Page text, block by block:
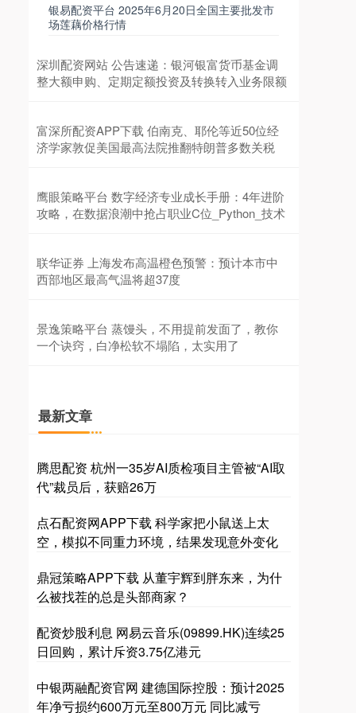
银易配资平台 2025年6月20日全国主要批发市
场莲藕价格行情
深圳配资网站 公告速递：银河银富货币基金调
整大额申购、定期定额投资及转换转入业务限额
富深所配资APP下载 伯南克、耶伦等近50位经
济学家敦促美国最高法院推翻特朗普多数关税
鹰眼策略平台 数字经济专业成长手册：4年进阶
攻略，在数据浪潮中抢占职业C位_Python_技术
联华证券 上海发布高温橙色预警：预计本市中
西部地区最高气温将超37度
景逸策略平台 蒸馒头，不用提前发面了，教你
一个诀窍，白净松软不塌陷，太实用了
最新文章
腾思配资 杭州一35岁AI质检项目主管被“AI取
代”裁员后，获赔26万
点石配资网APP下载 科学家把小鼠送上太
空，模拟不同重力环境，结果发现意外变化
鼎冠策略APP下载 从董宇辉到胖东来，为什
么被找茬的总是头部商家？
配资炒股利息 网易云音乐(09899.HK)连续25
日回购，累计斥资3.75亿港元
中银两融配资官网 建德国际控股：预计2025
年净亏损约600万元至800万元 同比减亏